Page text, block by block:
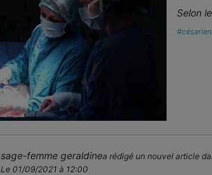
Selon
sage-femme geraldinea rédigé un nouvel article
Le 01/09/2021 à 12:00